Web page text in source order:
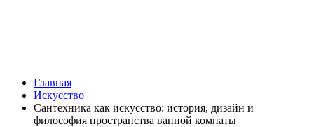
Главная
Искусство
Сантехника как искусство: история, дизайн и
философия пространства ванной комнаты